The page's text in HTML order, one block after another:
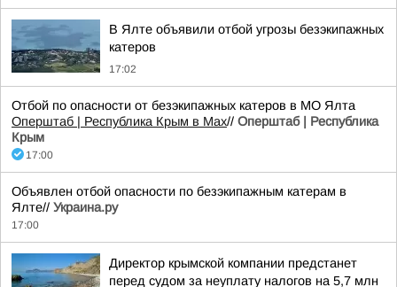
В Ялте объявили отбой угрозы безэкипажных
катеров
17:02
Отбой по опасности от безэкипажных катеров в МО Ялта
Оперштаб | Республика Крым в Мax// Оперштаб | Республика
Крым
17:00
Объявлен отбой опасности по безэкипажным катерам в
Ялте// Украина.ру
17:00
Директор крымской компании предстанет
перед судом за неуплату налогов на 5,7 млн